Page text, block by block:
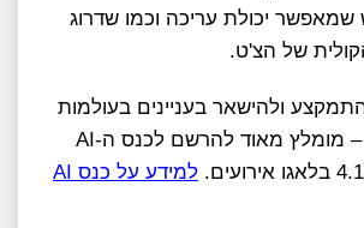
יכולת עריכה וכמו שדרוג
של הצ'ט.
ולהישאר בעניינים בעולמות
ה-AI FOR HR – מומלץ מאוד להרשם לכנס ה-AI
למידע על כנס AI